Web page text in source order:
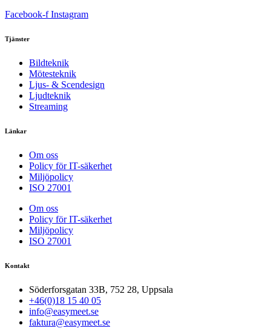
Facebook-f Instagram
Tjänster
Bildteknik
Mötesteknik
Ljus- & Scendesign
Ljudteknik
Streaming
Länkar
Om oss
Policy för IT-säkerhet
Miljöpolicy
ISO 27001
Om oss
Policy för IT-säkerhet
Miljöpolicy
ISO 27001
Kontakt
Söderforsgatan 33B, 752 28, Uppsala
+46(0)18 15 40 05
info@easymeet.se
faktura@easymeet.se